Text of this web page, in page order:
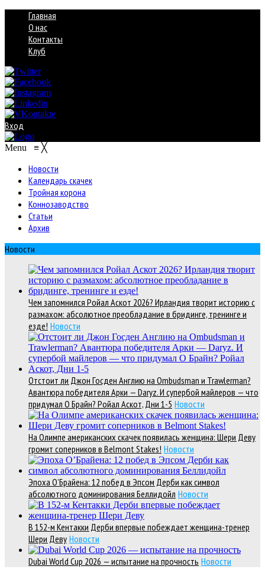
Главная
О нас
Контакты
Клуб
Вход
Menu ≡ ╳
Новости
Календарь скачек
Тройная корона
Коннозаводство
Статьи
Архив
Новости
Чем запомнился Ройал Аскот 2026? Ирландия творит историю с
размахом: абсолютное преобладание в бридинге, тренинге и
езде! Новости
Отстоит ли Джон Госден Англию на Ombudsman и Trawlerman?
Авантюра победителя Арки — Daryz. И супербой майлеров — что
придумал О Брайн? Ройал Аскот, Дни 1-5 Новости
На Олимпе американских скачек появилась женщина: Шери Деву
громит соперников в Belmont Stakes! Новости
Эпоха О’Брайена: 12 побед в Эпсом Дерби как символ
абсолютного доминирования Беллидойл Новости
В 152-м Кентакки Дерби впервые побеждает женщина-тренер
Шери Деву Новости
Dubai World Cup 2026 — испытание на прочность Новости